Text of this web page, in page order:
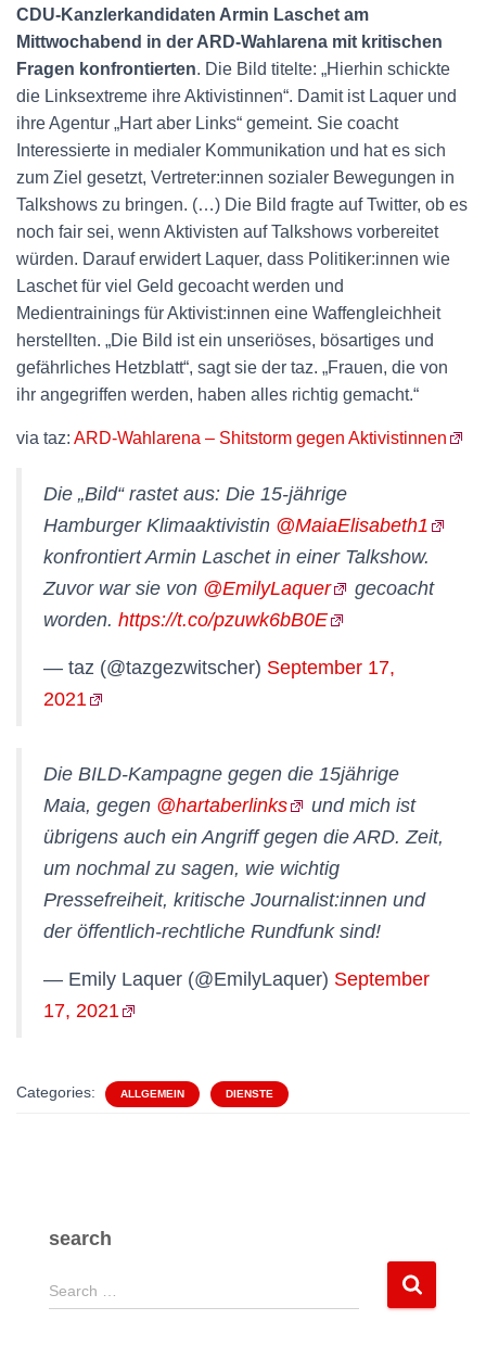
CDU-Kanzlerkandidaten Armin Laschet am
Mittwochabend in der ARD-Wahlarena mit kritischen
Fragen konfrontierten. Die Bild titelte: „Hierhin schickte
die Linksextreme ihre Aktivistinnen“. Damit ist Laquer und
ihre Agentur „Hart aber Links“ gemeint. Sie coacht
Interessierte in medialer Kommunikation und hat es sich
zum Ziel gesetzt, Ver­tre­te­r:in­nen sozialer Bewegungen in
Talkshows zu bringen. (…) Die Bild fragte auf Twitter, ob es
noch fair sei, wenn Aktivisten auf Talkshows vorbereitet
würden. Darauf erwidert Laquer, dass Po­li­ti­ke­r:in­nen wie
Laschet für viel Geld gecoacht werden und
Medientrainings für Ak­ti­vis­t:in­nen eine Waffengleichheit
herstellten. „Die Bild ist ein unseriöses, bösartiges und
gefährliches Hetzblatt“, sagt sie der taz. „Frauen, die von
ihr angegriffen werden, haben alles richtig gemacht.“
via taz: ARD-Wahlarena – Shitstorm gegen Aktivistinnen
Die „Bild“ rastet aus: Die 15-jährige
Hamburger Klimaaktivistin @MaiaElisabeth1
konfrontiert Armin Laschet in einer Talkshow.
Zuvor war sie von @EmilyLaquer
gecoacht
worden. https://t.co/pzuwk6bB0E
— taz (@tazgezwitscher) September 17,
2021
Die BILD-Kampagne gegen die 15jährige
Maia, gegen @hartaberlinks
und mich ist
übrigens auch ein Angriff gegen die ARD. Zeit,
um nochmal zu sagen, wie wichtig
Pressefreiheit, kritische Journalist:innen und
der öffentlich-rechtliche Rundfunk sind!
— Emily Laquer (@EmilyLaquer) September
17, 2021
Categories: ALLGEMEIN DIENSTE
search
S
e
Search …